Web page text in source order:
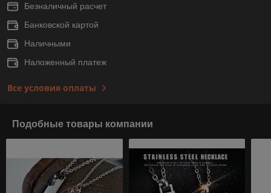
Безналичный расчет
Банковской картой
Наличными
Наложенный платеж
Все условия оплаты
Подобные товары компании